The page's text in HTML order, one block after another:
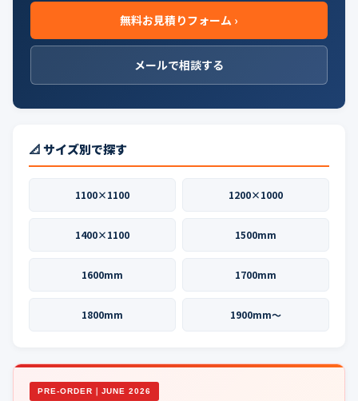
無料お見積りフォーム ›
メールで相談する
📐 サイズ別で探す
1100×1100 1200×1000
1400×1100 1500mm
1600mm 1700mm
1800mm 1900mm〜
PRE-ORDER｜JUNE 2026